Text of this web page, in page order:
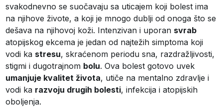
svakodnevno se suočavaju sa uticajem koji bolest ima
na njihove živote, a koji je mnogo dublji od onoga što se
dešava na njihovoj koži. Intenzivan i uporan svrab
atopijskog ekcema je jedan od najtežih simptoma koji
vodi ka stresu, skraćenom periodu sna, razdražljivosti,
stigmi i dugotrajnom bolu. Ova bolest gotovo uvek
umanjuje kvalitet života, utiče na mentalno zdravlje i
vodi ka razvoju drugih bolesti, infekcija i atopijskih
oboljenja.